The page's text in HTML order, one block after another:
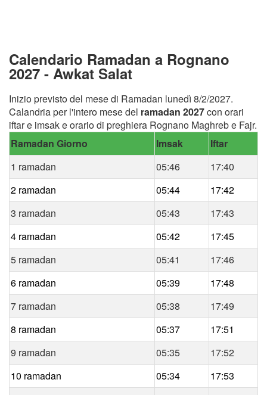
Calendario Ramadan a Rognano
2027 - Awkat Salat
Inizio previsto del mese di Ramadan lunedì 8/2/2027.
Calandria per l'intero mese del ramadan 2027con orari
iftar e imsak e orario di preghiera Rognano Maghreb e Fajr.
Ramadan Giorno
Imsak
Iftar
1 ramadan
05:46
17:40
2 ramadan
05:44
17:42
3 ramadan
05:43
17:43
4 ramadan
05:42
17:45
5 ramadan
05:41
17:46
6 ramadan
05:39
17:48
7 ramadan
05:38
17:49
8 ramadan
05:37
17:51
9 ramadan
05:35
17:52
10 ramadan
05:34
17:53